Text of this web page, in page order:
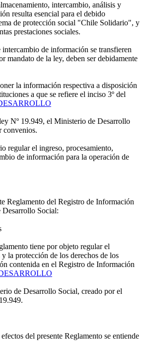
intercambio, análisis y
resulta esencial para el debido
de protección social "Chile Solidario", y
prestaciones sociales.
de información se transfieren
mandato de la ley, deben ser debidamente
la información respectiva a disposición
a que se refiere el inciso 3º del
Nº 19.949, el Ministerio de Desarrollo
convenios.
regular el ingreso, procesamiento,
de información para la operación de
Reglamento del Registro de Información
Social:
tiene por objeto regular el
la protección de los derechos de los
contenida en el Registro de Información
de Desarrollo Social, creado por el
del presente Reglamento se entiende